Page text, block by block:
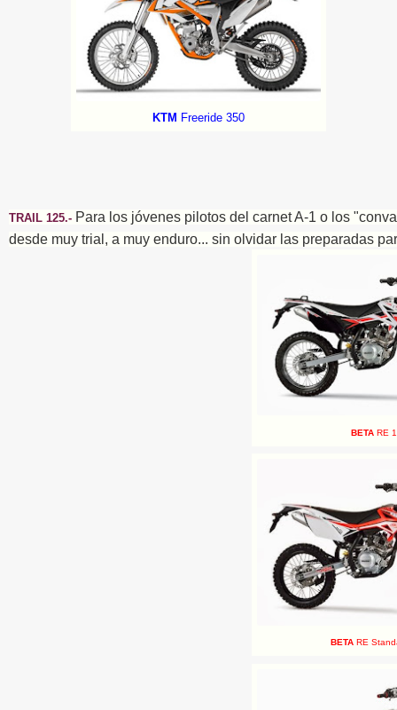
KTM Freeride 350
TRAIL 125.- Para los jóvenes pilotos del carnet A-1 o los
desde muy trial, a muy enduro... sin olvidar las preparadas
BETA RE
BETA RE